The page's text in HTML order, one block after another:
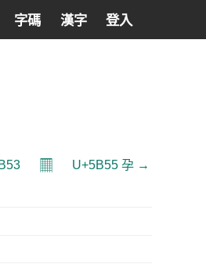
字碼 漢字 登入
𝄜 U+5B55 孕 →